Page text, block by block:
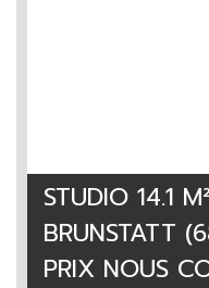
STUDIO 14.1
BRUNSTATT
PRIX NOUS